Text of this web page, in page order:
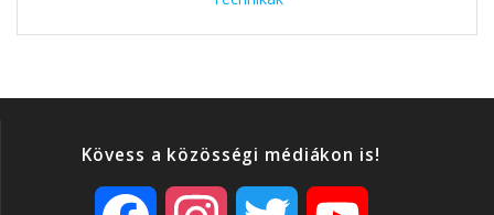
Kövess a közösségi médiákon is!